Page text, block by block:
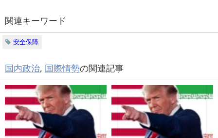
関連キーワード
安全保障
国内政治, 国際情勢の関連記事